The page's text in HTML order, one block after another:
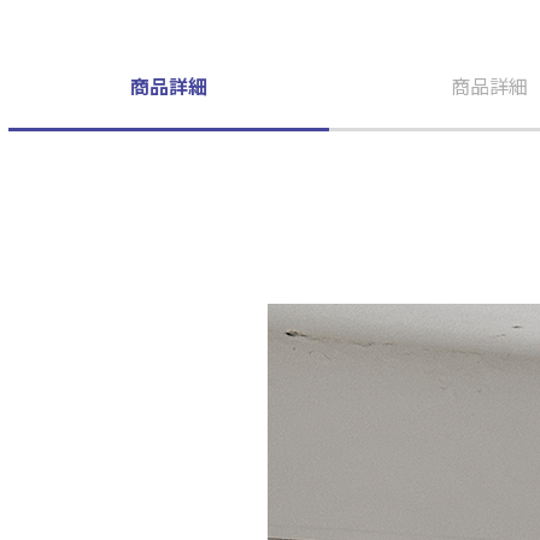
商品詳細 商品詳細